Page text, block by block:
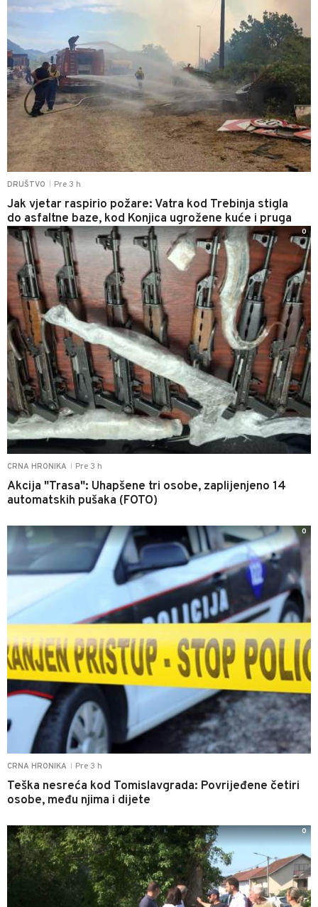
DRUŠTVO Pre 3 h
Jak vjetar raspirio požare: Vatra kod Trebinja stigla
do asfaltne baze, kod Konjica ugrožene kuće i pruga
CRNA HRONIKA Pre 3 h
Akcija "Trasa": Uhapšene tri osobe, zaplijenjeno 14
automatskih pušaka (FOTO)
0
CRNA HRONIKA Pre 3 h
Teška nesreća kod Tomislavgrada: Povrijeđene četiri
osobe, među njima i dijete
0
0